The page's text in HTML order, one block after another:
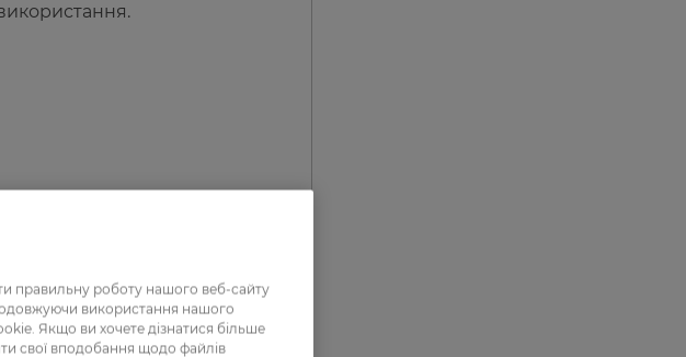
1
правильну роботу нашого веб-сайту
використання нашого
Якщо ви хочете дізнатися більше
свої вподобання щодо файлів